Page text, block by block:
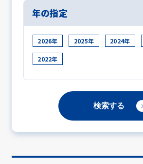
年の指定
2026年 2025年 2024年
2022年